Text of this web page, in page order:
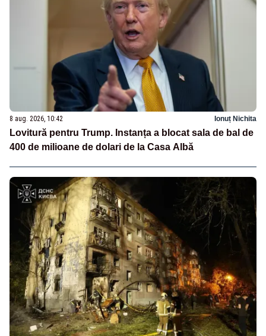
8 aug. 2026, 10:42 Ionuț Nichita
Lovitură pentru Trump. Instanța a blocat sala de bal de
400 de milioane de dolari de la Casa Albă